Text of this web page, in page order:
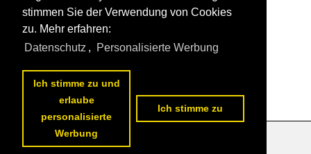
Datenschutzerklärung
stimmen Sie der Verwendung von Cookies
zu. Mehr erfahren:
Datenschutz , Personalisierte Werbung
Ich stimme zu und
erlaube
personalisierte
Werbung
Ich stimme zu